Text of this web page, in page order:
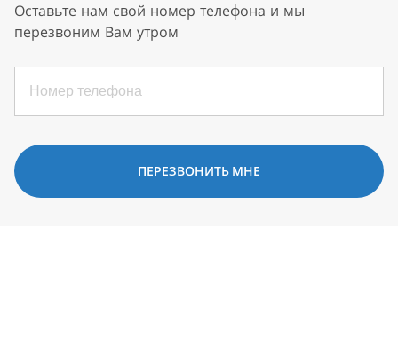
Оставьте нам свой номер телефона и мы
перезвоним Вам утром
ПЕРЕЗВОНИТЬ МНЕ